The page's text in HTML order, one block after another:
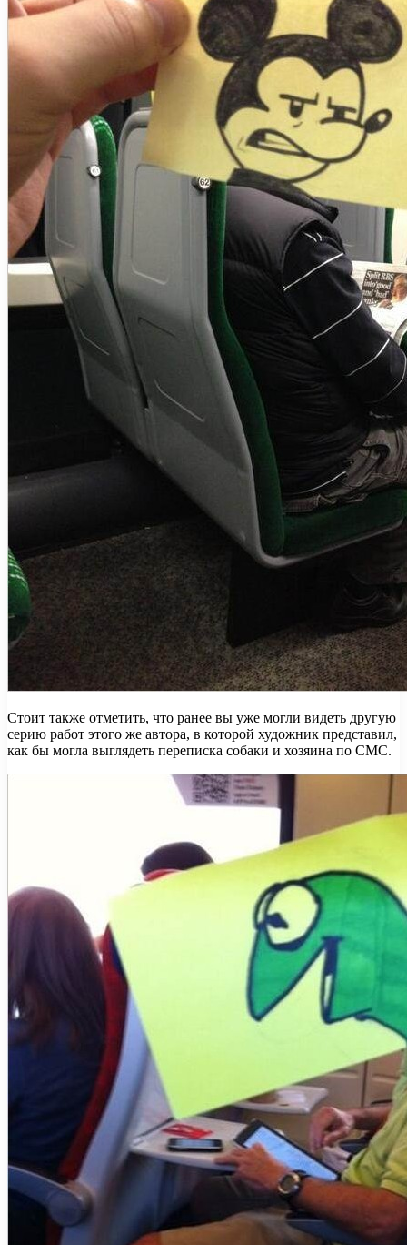
Стоит также отметить, что ранее вы уже могли видеть другую
серию работ этого же автора, в которой художник представил,
как бы могла выглядеть переписка собаки и хозяина по СМС.